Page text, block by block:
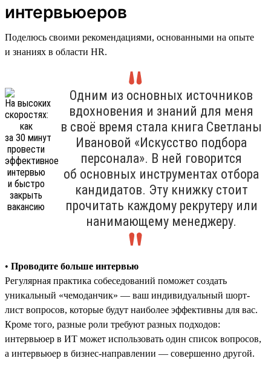
интервьюеров
Поделюсь своими рекомендациями, основанными на опыте
и знаниях в области HR.
Одним из основных источников
вдохновения и знаний для меня
в своё время стала книга Светланы
Ивановой «Искусство подбора
персонала». В ней говорится
об основных инструментах отбора
кандидатов. Эту книжку стоит
прочитать каждому рекрутеру или
нанимающему менеджеру.
• Проводите больше интервью
Регулярная практика собеседований поможет создать
уникальный «чемоданчик» — ваш индивидуальный шорт-
лист вопросов, которые будут наиболее эффективны для вас.
Кроме того, разные роли требуют разных подходов:
интервьюер в ИТ может использовать один список вопросов,
а интервьюер в бизнес-направлении — совершенно другой.